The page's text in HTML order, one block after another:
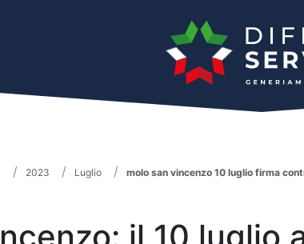
2023 Luglio molo san vincenzo 10 luglio firma